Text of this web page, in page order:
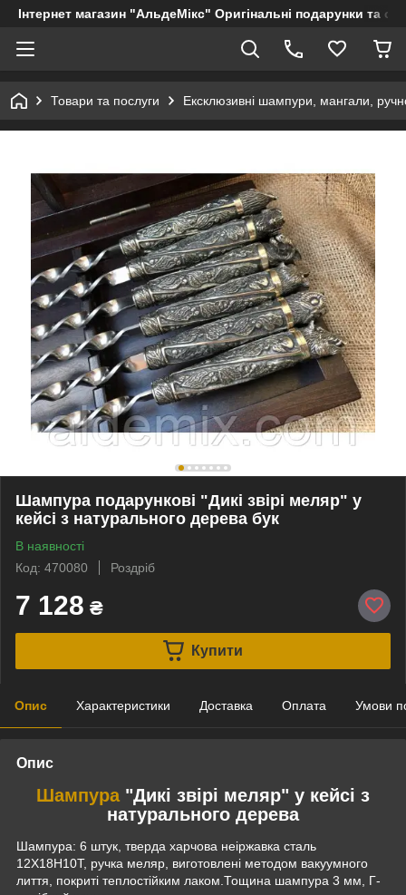
Інтернет магазин "АльдеМікс" Оригінальні подарунки та
Товари та послуги Ексклюзивні шампури, мангали,
Шампура подарункові "Дикі звірі меляр" у
кейсі з натурального дерева бук
В наявності
Код: 470080
Роздріб
7 128 ₴
Купити
Опис Характеристики Доставка Оплата Умови
Опис
Шампура"Дикі звірі меляр" у кейсі з
натурального дерева
Шампура: 6 штук, тверда харчова неіржавка сталь
12Х18Н10Т, ручка меляр, виготовлені методом вакуумного
лиття, покриті теплостійким лаком.Тощина шампура 3 мм, Г-